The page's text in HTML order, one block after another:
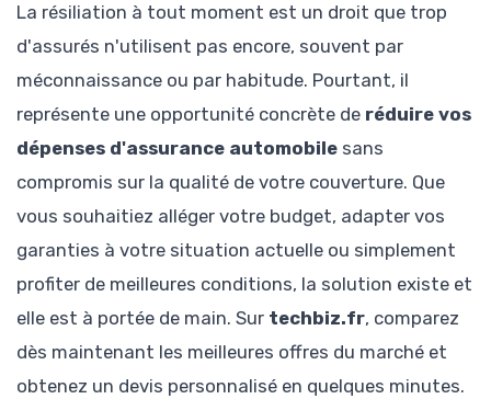
La résiliation à tout moment est un droit que trop
d'assurés n'utilisent pas encore, souvent par
méconnaissance ou par habitude. Pourtant, il
représente une opportunité concrète de réduire vos
dépenses d'assurance automobile sans
compromis sur la qualité de votre couverture. Que
vous souhaitiez alléger votre budget, adapter vos
garanties à votre situation actuelle ou simplement
profiter de meilleures conditions, la solution existe et
elle est à portée de main. Sur techbiz.fr, comparez
dès maintenant les meilleures offres du marché et
obtenez un devis personnalisé en quelques minutes.